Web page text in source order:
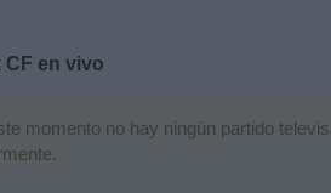
CF en vivo
momento no hay ningún partido